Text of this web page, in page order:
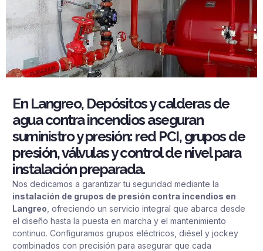
En Langreo, Depósitos y calderas de
agua contra incendios aseguran
suministro y presión: red PCI, grupos de
presión, válvulas y control de nivel para
instalación preparada.
Nos dedicamos a garantizar tu seguridad mediante la
instalación de grupos de presión contra incendios en
Langreo , ofreciendo un servicio integral que abarca desde
el diseño hasta la puesta en marcha y el mantenimiento
continuo. Configuramos grupos eléctricos, diésel y jockey
combinados con precisión para asegurar que cada